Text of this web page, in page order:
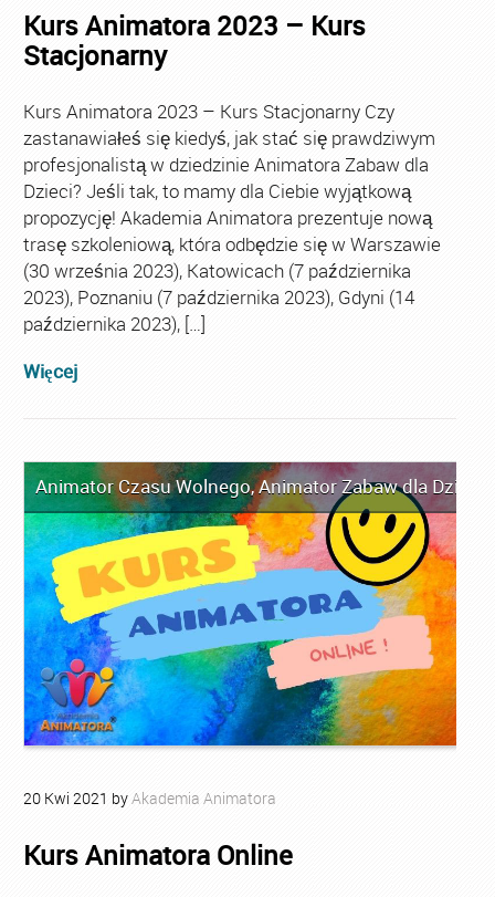
Kurs Animatora 2023 – Kurs
Stacjonarny
Kurs Animatora 2023 – Kurs Stacjonarny Czy
zastanawiałeś się kiedyś, jak stać się prawdziwym
profesjonalistą w dziedzinie Animatora Zabaw dla
Dzieci? Jeśli tak, to mamy dla Ciebie wyjątkową
propozycję! Akademia Animatora prezentuje nową
trasę szkoleniową, która odbędzie się w Warszawie
(30 września 2023), Katowicach (7 października
2023), Poznaniu (7 października 2023), Gdyni (14
października 2023), […]
Więcej
Animator Czasu Wolnego,Animator Zabaw dla Dzieci
20 Kwi 2021 byAkademia Animatora
Kurs Animatora Online